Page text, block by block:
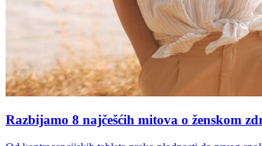
Razbijamo 8 najčešćih mitova o ženskom